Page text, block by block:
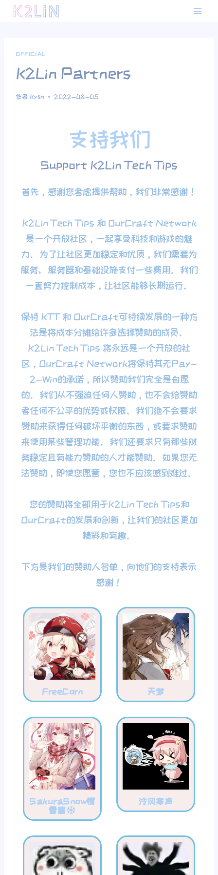
OFFICIAL
K2Lin Partners
作者 Kylin 2022-08-05
支持我们
Support K2Lin Tech Tips
首先，感谢您考虑提供帮助，我们非常感谢！
K2Lin Tech Tips 和 OurCraft Network
是一个开放社区，一起享受科技和游戏的魅
力。为了让社区更加稳定和优质，我们需要为
服务、服务器和基础设施支付一些费用。我们
一直努力控制成本，让社区能够长期运行。
保持 KTT 和 OurCraft可持续发展的一种方
法是将成本分摊给许多选择赞助的成员。
K2Lin Tech Tips 将永远是一个开放的社
区，OurCraft Network将保持其无Pay-
2-Win的承诺，所以赞助我们完全是自愿
的。我们从不强迫任何人赞助，也不会给赞助
者任何不公平的优势或权限。我们绝不会要求
赞助来获得任何破坏平衡的东西，或要求赞助
来使用某些管理功能。我们还要求只有那些财
务稳定且有能力赞助的人才能赞助。如果您无
法赞助，即使您愿意，您也不应该感到难过。
您的赞助将全部用于K2Lin Tech Tips和
OurCraft的发展和创新，让我们的社区更加
精彩和有趣。
下方是我们的赞助人名单，向他们的支持表示
感谢！
FreeCorn 天梦
SakuraSnow樱
雪酱
泠风寒声